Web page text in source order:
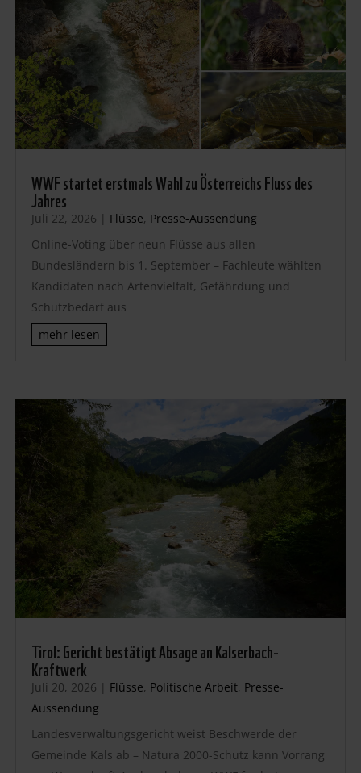
WWF startet erstmals Wahl zu Österreichs Fluss des
Jahres
Juli 22, 2026 | Flüsse, Presse-Aussendung
Online-Voting über neun Flüsse aus allen
Bundesländern bis 1. September – Fachleute wählten
Kandidaten nach Artenvielfalt, Gefährdung und
Schutzbedarf aus
mehr lesen
Tirol: Gericht bestätigt Absage an Kalserbach-
Kraftwerk
Juli 20, 2026 | Flüsse, Politische Arbeit, Presse-
Aussendung
Landesverwaltungsgericht weist Beschwerde der
Gemeinde Kals ab – Natura 2000-Schutz kann Vorrang